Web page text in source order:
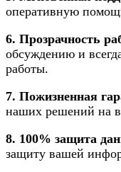
оперативную
6. Прозрачность
обсуждению и
работы.
7. Пожизненная
наших решений на
8. 100% защита
защиту вашей